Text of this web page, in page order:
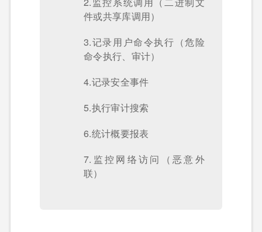
件或共享库调用）
3.记录用户命令执行（危险
命令执行、审计）
4.记录安全事件
5.执行审计搜索
6.统计概要报表
7.监控网络访问（恶意外
联）